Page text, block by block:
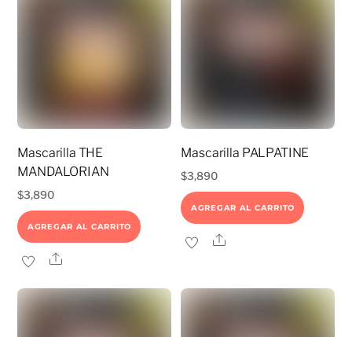
Mascarilla THE
MANDALORIAN
$3,890
AGREGAR AL CARRITO
Share
Mascarilla PALPATINE
$3,890
AGREGAR AL CARRITO
Share